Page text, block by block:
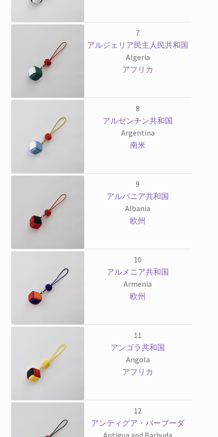
7
アルジェリア民主人民共和国
Algeria
アフリカ
8
アルゼンチン共和国
Argentina
南米
9
アルバニア共和国
Albania
欧州
10
アルメニア共和国
Armenia
欧州
11
アンゴラ共和国
Angola
アフリカ
12
アンティグア・バーブーダ
Antigua and Barbuda